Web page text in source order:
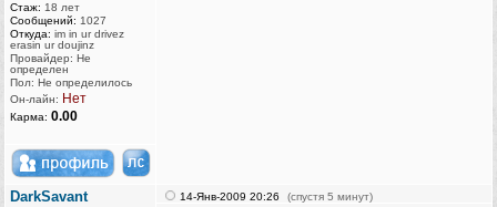
Стаж: 18 лет
Сообщений: 1027
Откуда: im in ur drivez
erasin ur doujinz
Провайдер: Не
определен
Пол: Не определилось
Он-лайн: Нет
Карма: 0.00
DarkSavant 14-Янв-2009 20:26 (спустя 5 минут)